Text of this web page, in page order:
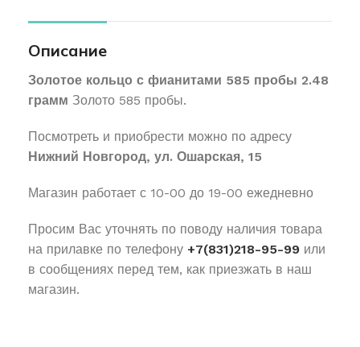
Описание
Золотое кольцо с фианитами 585 пробы 2.48
грамм Золото 585 пробы.
Посмотреть и приобрести можно по адресу
Нижний Новгород, ул. Ошарская, 15
Магазин работает с 10-00 до 19-00 ежедневно
Просим Вас уточнять по поводу наличия товара
на прилавке по телефону +7(831)218-95-99 или
в сообщениях перед тем, как приезжать в наш
магазин.